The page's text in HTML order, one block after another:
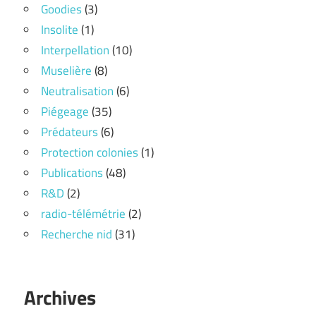
Goodies(3)
Insolite(1)
Interpellation(10)
Muselière(8)
Neutralisation(6)
Piégeage(35)
Prédateurs(6)
Protection colonies(1)
Publications(48)
R&D(2)
radio-télémétrie(2)
Recherche nid(31)
Archives